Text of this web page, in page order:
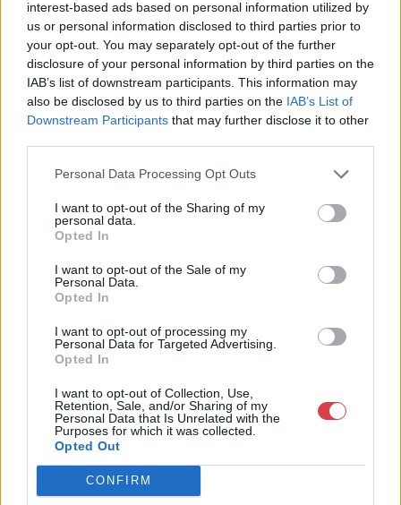
interest-based ads based on personal information utilized by
us or personal information disclosed to third parties prior to
your opt-out. You may separately opt-out of the further
disclosure of your personal information by third parties on the
IAB’s list of downstream participants. This information may
also be disclosed by us to third parties on the IAB’s List of
Downstream Participants that may further disclose it to other
Personal Data Processing Opt Outs
I want to opt-out of the Sharing of my
personal data.
Opted In
I want to opt-out of the Sale of my
Personal Data.
Opted In
I want to opt-out of processing my
Personal Data for Targeted Advertising.
Opted In
I want to opt-out of Collection, Use,
Retention, Sale, and/or Sharing of my
Personal Data that Is Unrelated with the
Purposes for which it was collected.
Opted Out
CONFIRM
Mipo Kft
Budapest
+36703805044
1053
Telefon: +36703805044
Weboldal:http://www.aukcio.net
elkezdte működését a Mike és Tsa Antikvárium, majd 2010-ben
és megszületett a Mike Portobello Aukciósház. 2022-től saját
oldalunkon bonyolítjuk árverésünket. www.aukcio.net
GALÉRIA TOVÁBBI MŰTÁRGYAI
KAPCSOLÓDÓ MŰTÁRGYAK